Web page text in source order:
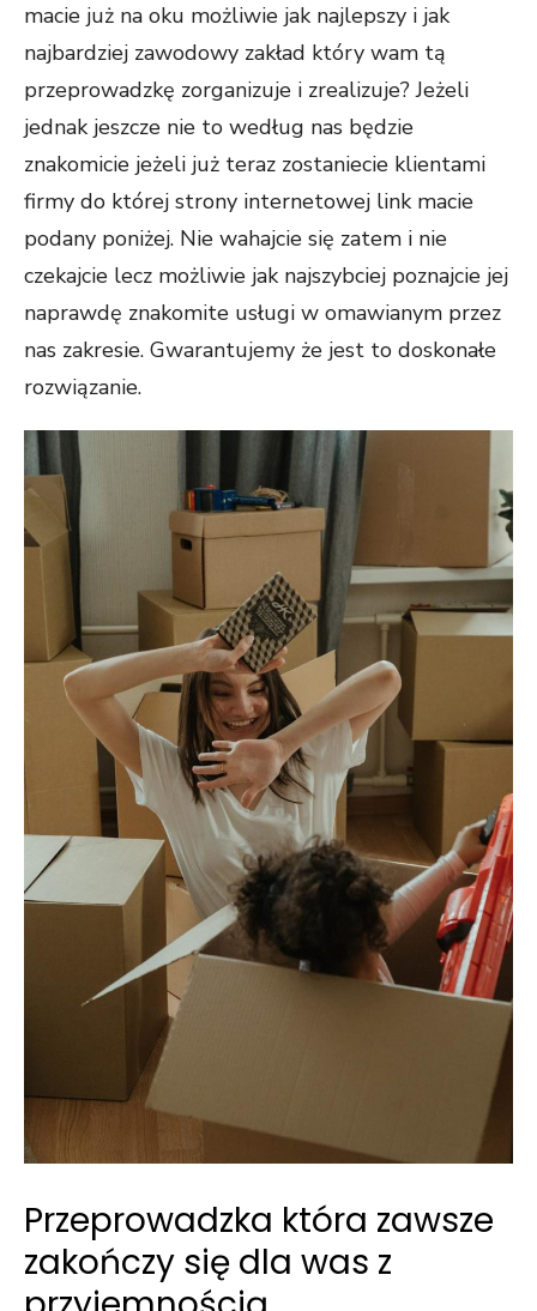
macie już na oku możliwie jak najlepszy i jak
najbardziej zawodowy zakład który wam tą
przeprowadzkę zorganizuje i zrealizuje? Jeżeli
jednak jeszcze nie to według nas będzie
znakomicie jeżeli już teraz zostaniecie klientami
firmy do której strony internetowej link macie
podany poniżej. Nie wahajcie się zatem i nie
czekajcie lecz możliwie jak najszybciej poznajcie jej
naprawdę znakomite usługi w omawianym przez
nas zakresie. Gwarantujemy że jest to doskonałe
rozwiązanie.
Przeprowadzka która zawsze
zakończy się dla was z